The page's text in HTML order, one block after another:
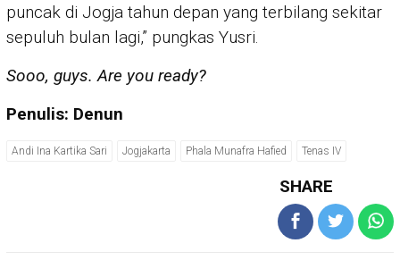
puncak di Jogja tahun depan yang terbilang sekitar
sepuluh bulan lagi,” pungkas Yusri.
Sooo, guys. Are you ready?
Penulis: Denun
Andi Ina Kartika Sari Jogjakarta Phala Munafra Hafied Tenas IV
SHARE